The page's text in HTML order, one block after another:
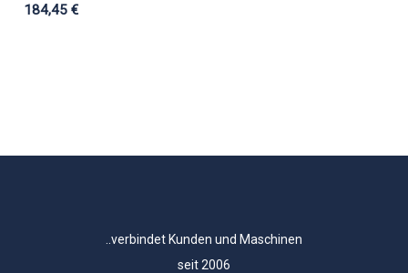
184,45€
..verbindet Kunden und Maschinen
seit 2006